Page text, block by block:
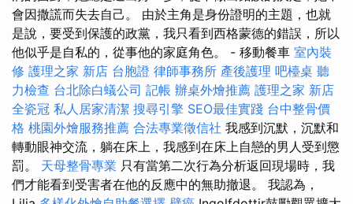
會因撒謊而失去自己。 由於主角是身份證明的主題，也就
是說，要受到保護的政黨，我只看到西格蒙德的錯誤，所以
他似乎是自私的，從事他的家庭角色。 - 移動餐車 室內裝
修 護理之家 新店 台胞證 律師事務所 產後護理 吧檯桌 聽
力檢查 台北除白蟻公司 記帳 辦桌外燴推薦 護理之家 新店
全瓷冠 私人居家清潔 搜尋引擎 SEO最佳實踐 台中整骨價
格 桃園外燴服務推薦 合法專業徵信社 我感到沉默，沉默和
轉動眼神交流，躺在床上，我感到在床上自戀的男人受到懲
罰。 天母整骨專業 只有當第二次行為分析返回現場時，我
們才能看到受害者在他的反應中的無助撤退。 我認為，